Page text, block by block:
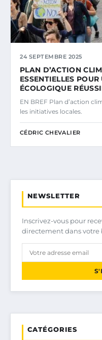
24 SEPTEMBRE 2025
PLAN D’ACTION
ESSENTIELLES
ÉCOLOGIQUE
EN BREF Plan d’action
les initiatives locales.
CÉDRIC CHEVALIER
NEWSLETTER
Inscrivez-vous pour
directement dans votre
CATÉGORIES